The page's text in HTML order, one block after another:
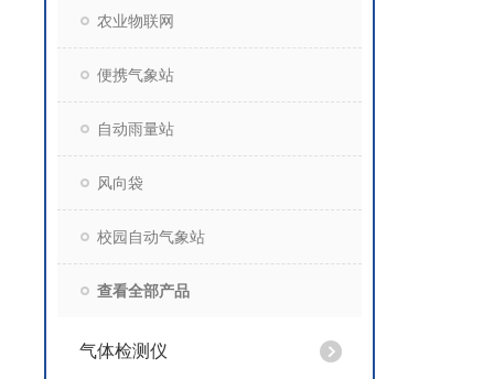
农业物联网
便携气象站
自动雨量站
风向袋
校园自动气象站
查看全部产品
气体检测仪